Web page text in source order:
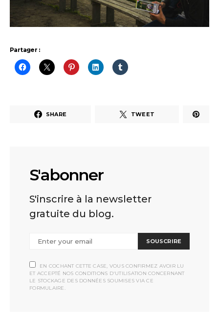
Partager :
SHARE TWEET
S'abonner
S'inscrire à la newsletter
gratuite du blog.
SOUSCRIRE
EN COCHANT CETTE CASE, VOUS CONFIRMEZ AVOIR LU
ET ACCEPTÉ NOS CONDITIONS D'UTILISATION CONCERNANT
LE STOCKAGE DES DONNÉES SOUMISES VIA CE
FORMULAIRE.